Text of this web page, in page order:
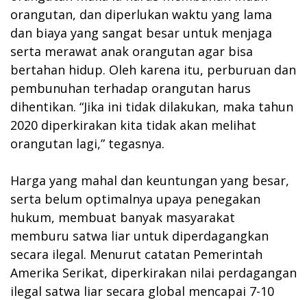
orangutan, dan diperlukan waktu yang lama
dan biaya yang sangat besar untuk menjaga
serta merawat anak orangutan agar bisa
bertahan hidup. Oleh karena itu, perburuan dan
pembunuhan terhadap orangutan harus
dihentikan. “Jika ini tidak dilakukan, maka tahun
2020 diperkirakan kita tidak akan melihat
orangutan lagi,” tegasnya.
Harga yang mahal dan keuntungan yang besar,
serta belum optimalnya upaya penegakan
hukum, membuat banyak masyarakat
memburu satwa liar untuk diperdagangkan
secara ilegal. Menurut catatan Pemerintah
Amerika Serikat, diperkirakan nilai perdagangan
ilegal satwa liar secara global mencapai 7-10